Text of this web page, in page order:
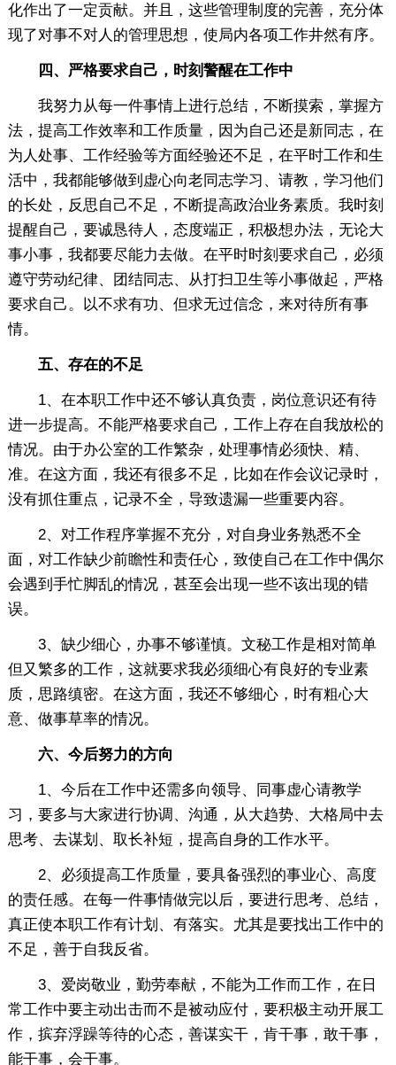
化作出了一定贡献。并且，这些管理制度的完善，充分体
现了对事不对人的管理思想，使局内各项工作井然有序。
四、严格要求自己，时刻警醒在工作中
我努力从每一件事情上进行总结，不断摸索，掌握方
法，提高工作效率和工作质量，因为自己还是新同志，在
为人处事、工作经验等方面经验还不足，在平时工作和生
活中，我都能够做到虚心向老同志学习、请教，学习他们
的长处，反思自己不足，不断提高政治业务素质。我时刻
提醒自己，要诚恳待人，态度端正，积极想办法，无论大
事小事，我都要尽能力去做。在平时时刻要求自己，必须
遵守劳动纪律、团结同志、从打扫卫生等小事做起，严格
要求自己。以不求有功、但求无过信念，来对待所有事
情。
五、存在的不足
1、在本职工作中还不够认真负责，岗位意识还有待
进一步提高。不能严格要求自己，工作上存在自我放松的
情况。由于办公室的工作繁杂，处理事情必须快、精、
准。在这方面，我还有很多不足，比如在作会议记录时，
没有抓住重点，记录不全，导致遗漏一些重要内容。
2、对工作程序掌握不充分，对自身业务熟悉不全
面，对工作缺少前瞻性和责任心，致使自己在工作中偶尔
会遇到手忙脚乱的情况，甚至会出现一些不该出现的错
误。
3、缺少细心，办事不够谨慎。文秘工作是相对简单
但又繁多的工作，这就要求我必须细心有良好的专业素
质，思路缜密。在这方面，我还不够细心，时有粗心大
意、做事草率的情况。
六、今后努力的方向
1、今后在工作中还需多向领导、同事虚心请教学
习，要多与大家进行协调、沟通，从大趋势、大格局中去
思考、去谋划、取长补短，提高自身的工作水平。
2、必须提高工作质量，要具备强烈的事业心、高度
的责任感。在每一件事情做完以后，要进行思考、总结，
真正使本职工作有计划、有落实。尤其是要找出工作中的
不足，善于自我反省。
3、爱岗敬业，勤劳奉献，不能为工作而工作，在日
常工作中要主动出击而不是被动应付，要积极主动开展工
作，摈弃浮躁等待的心态，善谋实干，肯干事，敢干事，
能干事，会干事。